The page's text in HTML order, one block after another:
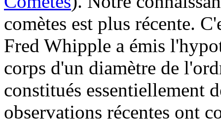
comètes est plus récente.
Fred Whipple a émis
corps d'un diamètre de
constitués essentiellement
observations récentes ont